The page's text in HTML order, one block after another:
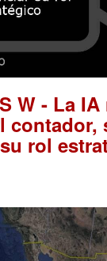
W - La
contador,
rol